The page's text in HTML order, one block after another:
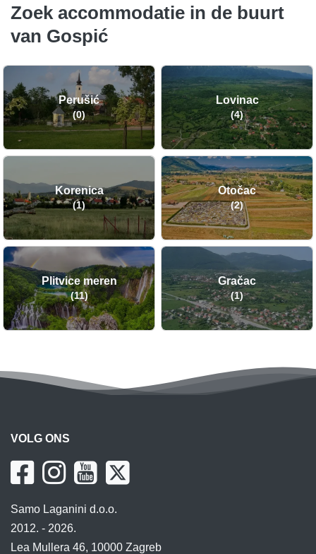
Zoek accommodatie in de buurt
van Gospić
Perušić
(0)
Lovinac
(4)
Korenica
(1)
Otočac
(2)
Plitvice meren
(11)
Gračac
(1)
VOLG ONS
Samo Laganini d.o.o.
2012. - 2026.
Lea Mullera 46, 10000 Zagreb